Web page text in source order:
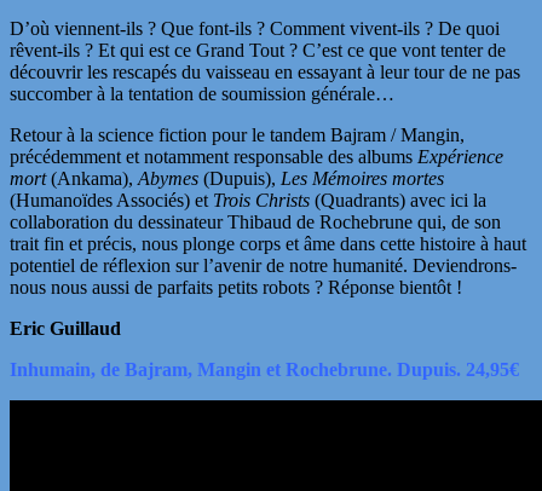
D’où viennent-ils ? Que font-ils ? Comment vivent-ils ? De quoi
rêvent-ils ? Et qui est ce Grand Tout ? C’est ce que vont tenter de
découvrir les rescapés du vaisseau en essayant à leur tour de ne pas
succomber à la tentation de soumission générale…
Retour à la science fiction pour le tandem Bajram / Mangin,
précédemment et notamment responsable des albums Expérience
mort(Ankama), Abymes (Dupuis), Les Mémoires mortes
(Humanoïdes Associés) et Trois Christs (Quadrants) avec ici la
collaboration du dessinateur Thibaud de Rochebrune qui, de son
trait fin et précis, nous plonge corps et âme dans cette histoire à haut
potentiel de réflexion sur l’avenir de notre humanité. Deviendrons-
nous nous aussi de parfaits petits robots ? Réponse bientôt !
Eric Guillaud
Inhumain, de Bajram, Mangin et Rochebrune. Dupuis. 24,95€